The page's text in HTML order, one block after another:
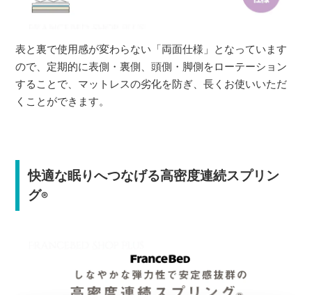
表と裏で使用感が変わらない「両面仕様」となっています
ので、定期的に表側・裏側、頭側・脚側をローテーション
することで、マットレスの劣化を防ぎ、長くお使いいただ
くことができます。
快適な眠りへつなげる高密度連続スプリン
グ®